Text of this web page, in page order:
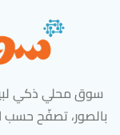
سوق محلي ذكي
بالصور، تصفّح حسب